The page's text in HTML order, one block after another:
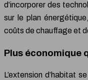
d’incorporer des
sur le plan
coûts de chauffage et
Plus économique
L’extension d’habitat